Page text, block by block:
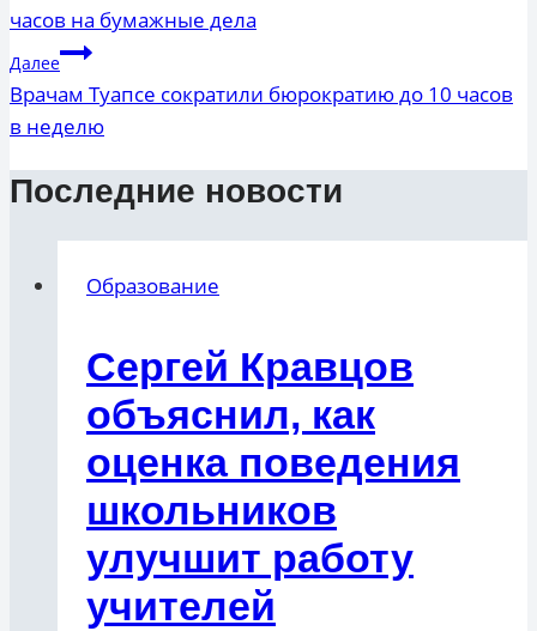
записям
часов на бумажные дела
Далее
Врачам Туапсе сократили бюрократию до 10 часов
в неделю
Последние новости
Образование
Сергей Кравцов
объяснил, как
оценка поведения
школьников
улучшит работу
учителей